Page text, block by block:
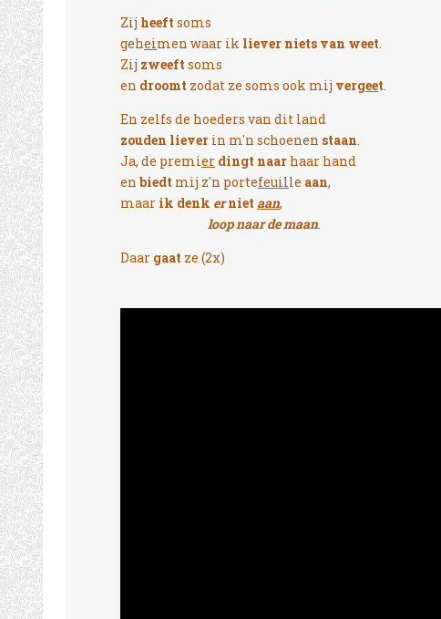
Zij heeft soms
geheimen waar ik liever niets van weet.
Zij zweeft soms
en droomt zodat ze soms ook mij vergeet.
En zelfs de hoeders van dit land
zouden liever in m'n schoenen staan.
Ja, de premier dingt naar haar hand
en biedt mij z'n portefeuille aan,
maarik denk erniet aan,
loop naar de maan.
Daar gaat ze (2x)